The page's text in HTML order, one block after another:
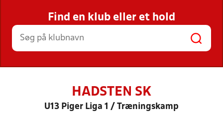
STILLINGER, RESULTATER, KLUBBER OG
HOLD
Find en klub eller et hold
HADSTEN SK
U13 Piger Liga 1 / Træningskamp